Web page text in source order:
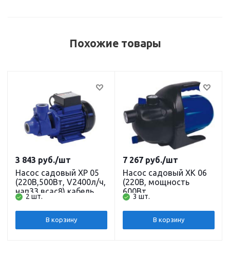
Похожие товары
Насос садовый XP 05
(220В,500Вт, V2400л/ч,
нап33 всас8) кабель 0,5
м. BELAMOS
2 шт.
3 843 руб./шт
В корзину
Насос садовый XK 06
(220В, мощность
600Вт,
производительность
3000л/ч, напор 35 м,
глубина всасывания 8
м) кабель 1,5 м.
3 шт.
7 267 руб./шт
В корзину